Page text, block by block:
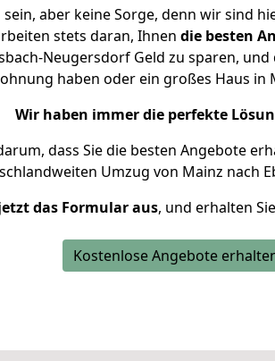
aber keine Sorge, denn wir sind
stets daran, Ihnen die besten
Neugersdorf Geld zu sparen,
haben oder ein großes Haus
Wir haben immer die perfekte
dass Sie die besten Angebote
Umzug von Mainz nach
das Formular aus, und erhalten
Kostenlose Angebote